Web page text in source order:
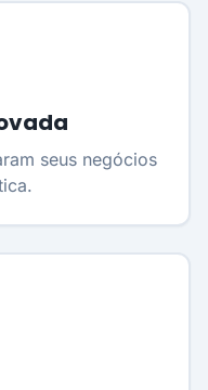
seus negócios